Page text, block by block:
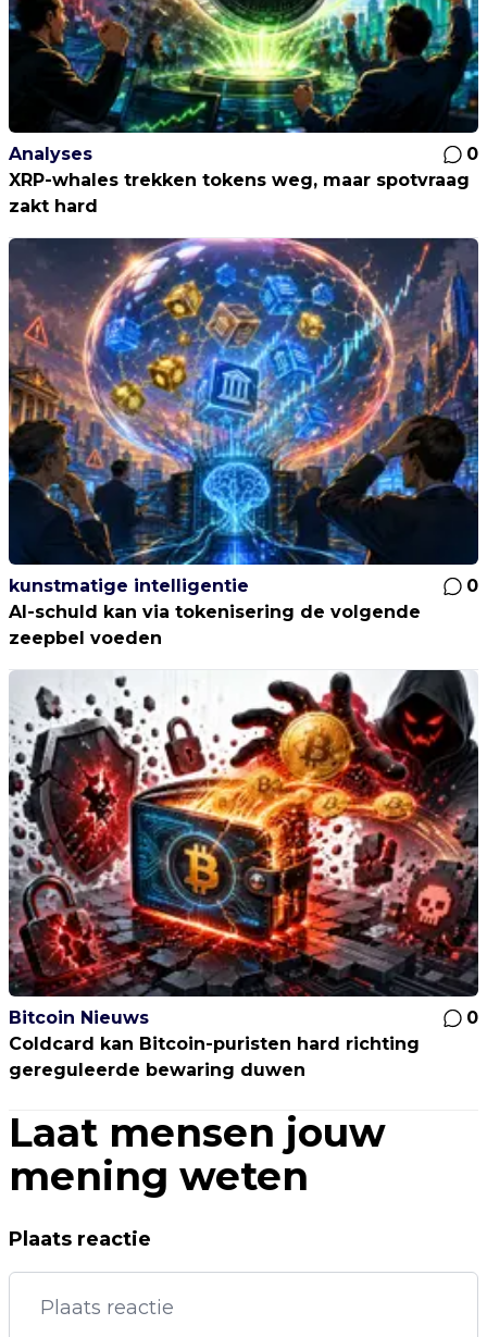
Analyses
0
XRP-whales trekken tokens weg, maar spotvraag
zakt hard
kunstmatige intelligentie
0
AI-schuld kan via tokenisering de volgende
zeepbel voeden
Bitcoin Nieuws
0
Coldcard kan Bitcoin-puristen hard richting
gereguleerde bewaring duwen
Laat mensen jouw
mening weten
Plaats reactie